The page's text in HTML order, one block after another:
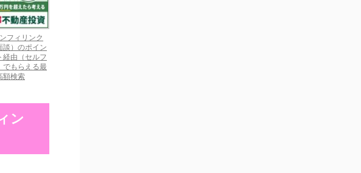
フィリンク
談）のポイン
経由（セルフ
でもらえる最
額検索
ン